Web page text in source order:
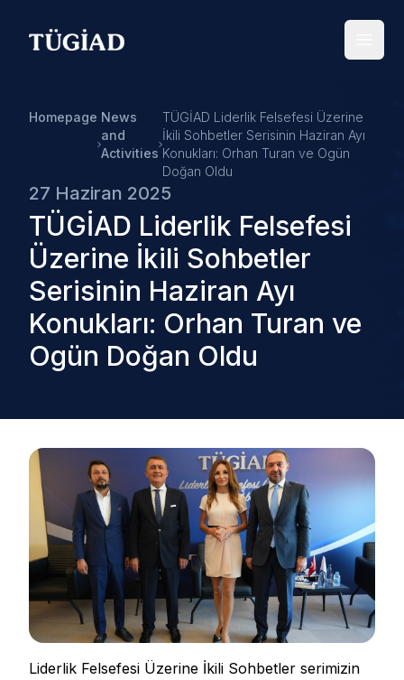
Your Company
Homepage News
and
Activities
TÜGİAD Liderlik Felsefesi Üzerine
İkili Sohbetler Serisinin Haziran Ayı
Konukları: Orhan Turan ve Ogün
Doğan Oldu
27 Haziran 2025
TÜGİAD Liderlik Felsefesi
Üzerine İkili Sohbetler
Serisinin Haziran Ayı
Konukları: Orhan Turan ve
Ogün Doğan Oldu
Liderlik Felsefesi Üzerine İkili Sohbetler serimizin